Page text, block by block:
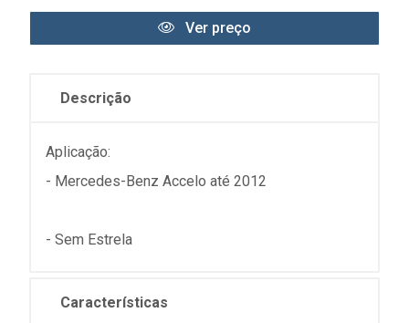
Ver preço
Descrição
Aplicação:
- Mercedes-Benz Accelo até 2012
- Sem Estrela
Características